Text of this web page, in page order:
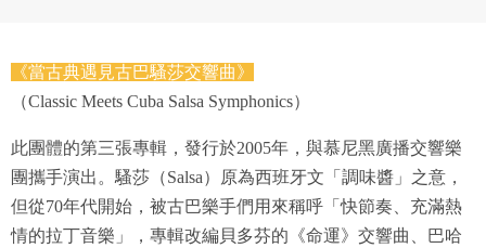
《當古典遇見古巴騷莎交響曲》
（Classic Meets Cuba Salsa Symphonics）
此團體的第三張專輯，發行於2005年，與慕尼黑廣播交響樂
團攜手演出。騷莎（Salsa）原為西班牙文「調味醬」之意，
但從70年代開始，被古巴樂手們用來稱呼「快節奏、充滿熱
情的拉丁音樂」，專輯改編貝多芬的《命運》交響曲、巴哈